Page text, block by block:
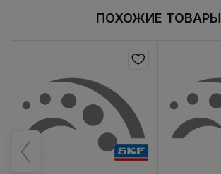
ПОХОЖИЕ ТОВАРЫ